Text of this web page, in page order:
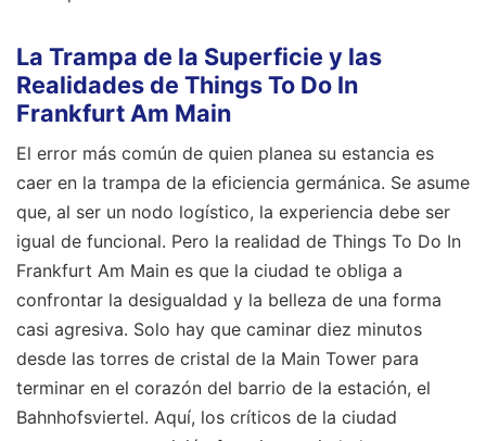
La Trampa de la Superficie y las
Realidades de Things To Do In
Frankfurt Am Main
El error más común de quien planea su estancia es
caer en la trampa de la eficiencia germánica. Se asume
que, al ser un nodo logístico, la experiencia debe ser
igual de funcional. Pero la realidad de Things To Do In
Frankfurt Am Main es que la ciudad te obliga a
confrontar la desigualdad y la belleza de una forma
casi agresiva. Solo hay que caminar diez minutos
desde las torres de cristal de la Main Tower para
terminar en el corazón del barrio de la estación, el
Bahnhofsviertel. Aquí, los críticos de la ciudad